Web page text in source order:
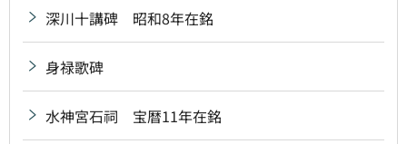
深川十講碑 昭和8年在銘
身禄歌碑
水神宮石祠 宝暦11年在銘